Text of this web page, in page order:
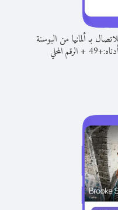
بـ ألمانيا من البوسنة
+
49
+الرقم المحلي